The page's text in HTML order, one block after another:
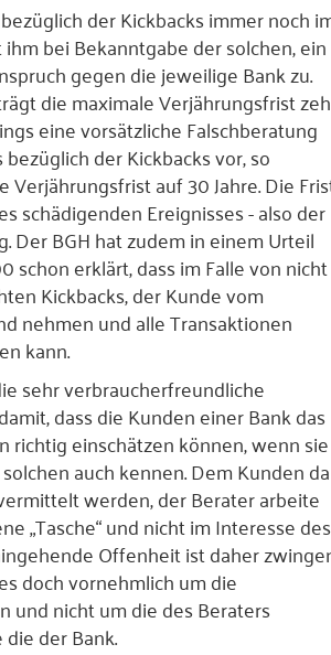
der Kickbacks immer noch
bei Bekanntgabe der solchen, ein
gegen die jeweilige Bank zu.
die maximale Verjährungsfrist
eine vorsätzliche Falschberatung
der Kickbacks vor, so
Verjährungsfrist auf 30 Jahre. Die
schädigenden Ereignisses - also der
Der BGH hat zudem in einem Urteil
schon erklärt, dass im Falle von nicht
Kickbacks, der Kunde vom
nehmen und alle Transaktionen
kann.
sehr verbraucherfreundliche
dass die Kunden einer Bank das
richtig einschätzen können, wenn sie
auch kennen. Dem Kunden
werden, der Berater arbeite
„Tasche“ und nicht im Interesse des
Offenheit ist daher
doch vornehmlich um die
und nicht um die des Beraters
der Bank.